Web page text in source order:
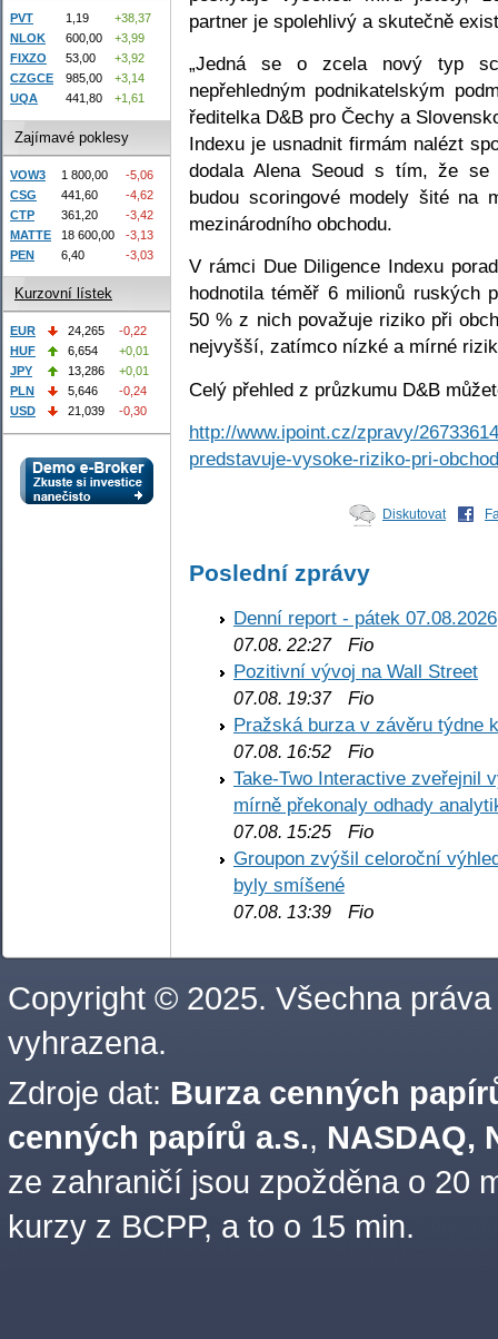
partner je spolehlivý a skutečně
„Jedná se o zcela nový typ
nepřehledným podnikatelským
ředitelka D&B pro Čechy a
Indexu je usnadnit firmám nalézt
dodala Alena Seoud s tím, že
budou scoringové modely šité na
mezinárodního obchodu.
V rámci Due Diligence Indexu
hodnotila téměř 6 milionů ruských
50 % z nich považuje riziko při
nejvyšší, zatímco nízké a mírné
Celý přehled z průzkumu D&B
http://www.ipoint.cz/zpravy/
predstavuje-vysoke-riziko-pri-
Diskutovat
Poslední zprávy
Denní report - pátek 07.08.2026
07.08. 22:27Fio
Pozitivní vývoj na Wall Street
07.08. 19:37Fio
Pražská burza v závěru týdne
07.08. 16:52 Fio
Take-Two Interactive zveřejnil
mírně překonaly odhady
07.08. 15:25 Fio
Groupon zvýšil celoroční
byly smíšené
07.08. 13:39 Fio
PVT 1,19
+38,37
NLOK
600,00
+3,99
FIXZO
53,00
+3,92
CZGCE
985,00
+3,14
UQA
441,80 +1,61
Zajímavé poklesy
VOW3 1 800,00
-5,06
CSG
441,60
-4,62
CTP
361,20
-3,42
MATTE
18 600,00
-3,13
PEN
6,40 -3,03
Kurzovní lístek
EUR 24,265
-0,22
HUF
6,654
+0,01
JPY
13,286
+0,01
PLN
5,646
-0,24
USD
21,039 -0,30
Copyright © 2025. Všechna práva
vyhrazena.
Zdroje dat: Burza cenných
cenných papírů a.s., NASDAQ,
ze zahraničí jsou zpožděna o 20
kurzy z BCPP, a to o 15 min.